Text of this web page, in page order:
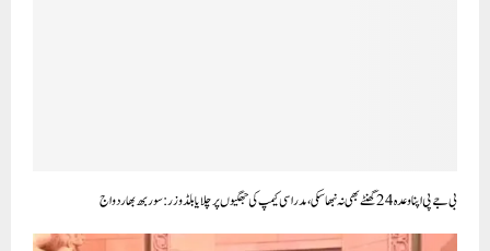
بی جے پی اپنا وعدہ 24 گھنٹے بھی نہ نبھا سکی، مدراسی کیمپ کی جھگیوں پر چلایا بلڈوزر: سوربھ بھاردواج